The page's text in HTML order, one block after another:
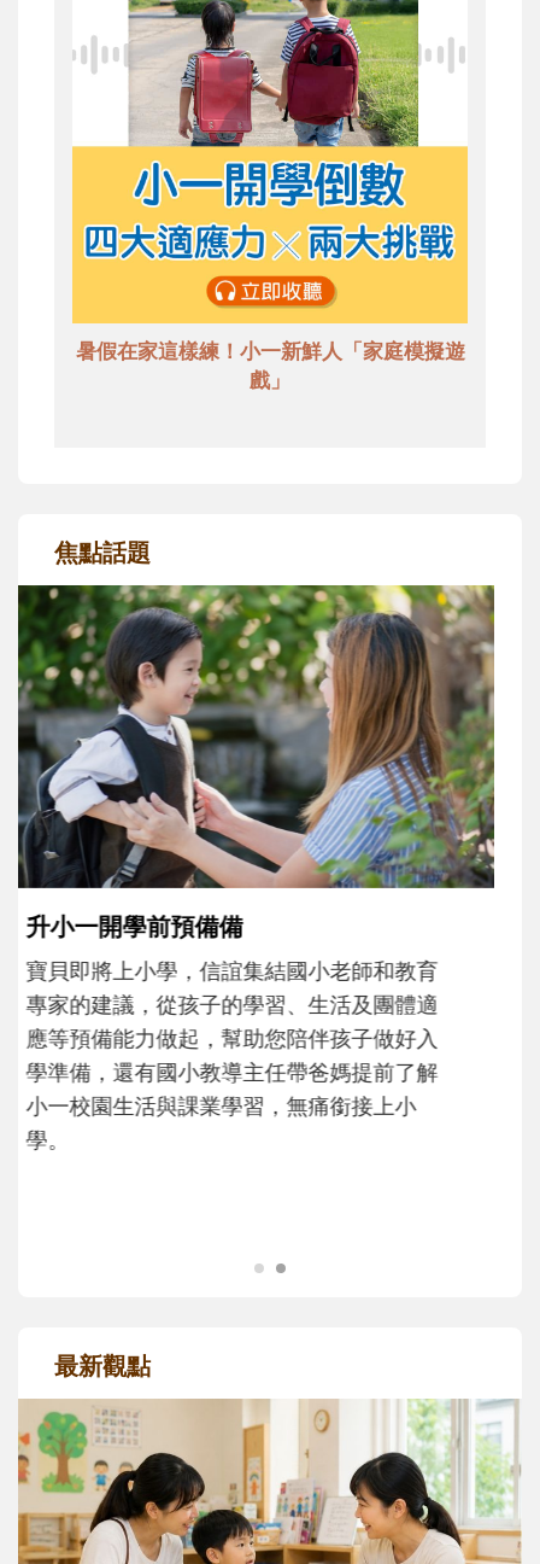
暑假在家這樣練！小一新鮮人「家庭模擬遊
戲」
焦點話題
和孩子一起長大的那個男人│讀懂父親的
不同模樣
沒有人天生就擅長當爸爸！男人總是在一次
次「前所未有」的體驗中，跟著孩子一起長
大。從給予安全感的肢體遊戲，到獨立自
主、角色認同及解決問題的能力養成。爸爸
最新觀點